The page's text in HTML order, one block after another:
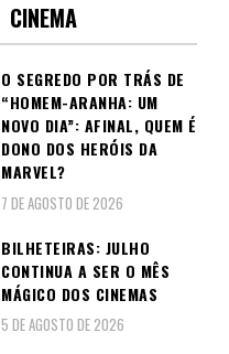
CINEMA
O SEGREDO POR TRÁS DE
“HOMEM-ARANHA: UM
NOVO DIA”: AFINAL, QUEM É
DONO DOS HERÓIS DA
MARVEL?
7 DE AGOSTO DE 2026
BILHETEIRAS: JULHO
CONTINUA A SER O MÊS
MÁGICO DOS CINEMAS
5 DE AGOSTO DE 2026